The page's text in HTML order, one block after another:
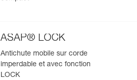
ASAP® LOCK
Antichute mobile sur corde
imperdable et avec fonction
LOCK